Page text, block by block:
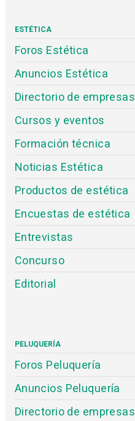
ESTÉTICA
Foros Estética
Anuncios Estética
Directorio de empresas
Cursos y eventos
Formación técnica
Noticias Estética
Productos de estética
Encuestas de estética
Entrevistas
Concurso
Editorial
PELUQUERÍA
Foros Peluquería
Anuncios Peluquería
Directorio de empresas